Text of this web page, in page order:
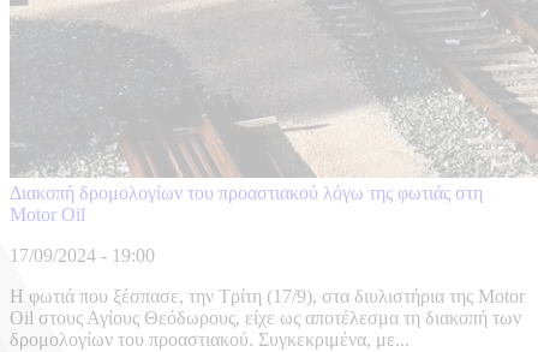
Διακοπή δρομολογίων του προαστιακού λόγω της φωτιάς στη
Motor Oil
17/09/2024 - 19:00
Η φωτιά που ξέσπασε, την Τρίτη (17/9), στα διυλιστήρια της Motor
Oil στους Αγίους Θεόδωρους, είχε ως αποτέλεσμα τη διακοπή των
δρομολογίων του προαστιακού. Συγκεκριμένα, με...